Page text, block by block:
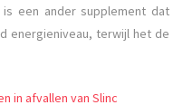
een ander supplement dat
energieniveau, terwijl het de
in afvallen van Slinc